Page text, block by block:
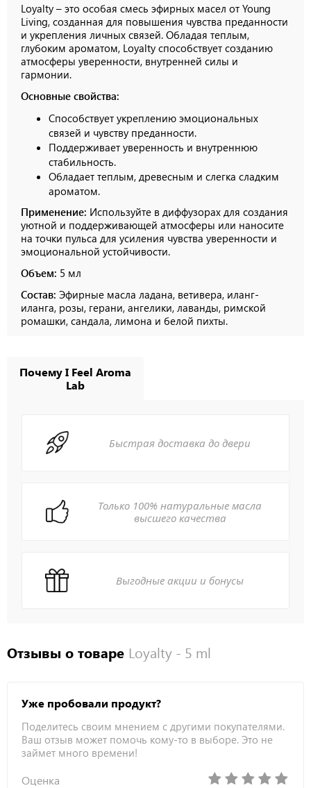
Loyalty – это особая смесь эфирных масел от Young
Living, созданная для повышения чувства преданности
и укрепления личных связей. Обладая теплым,
глубоким ароматом, Loyalty способствует созданию
атмосферы уверенности, внутренней силы и
гармонии.
Основные свойства:
Способствует укреплению эмоциональных
связей и чувству преданности.
Поддерживает уверенность и внутреннюю
стабильность.
Обладает теплым, древесным и слегка сладким
ароматом.
Применение: Используйте в диффузорах для создания
уютной и поддерживающей атмосферы или наносите
на точки пульса для усиления чувства уверенности и
эмоциональной устойчивости.
Объем: 5 мл
Состав: Эфирные масла ладана, ветивера, иланг-
иланга, розы, герани, ангелики, лаванды, римской
ромашки, сандала, лимона и белой пихты.
Почему I Feel Aroma
Lab
Быстрая доставка до двери
Только 100% натуральные масла
высшего качества
Выгодные акции и бонусы
Отзывы о товаре Loyalty - 5 ml
Уже пробовали продукт?
Поделитесь своим мнением с другими покупателями.
Ваш отзыв может помочь кому-то в выборе. Это не
займет много времени!
Оценка